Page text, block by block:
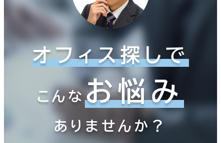
オフィス探しで
こんなお悩み
ありませんか？